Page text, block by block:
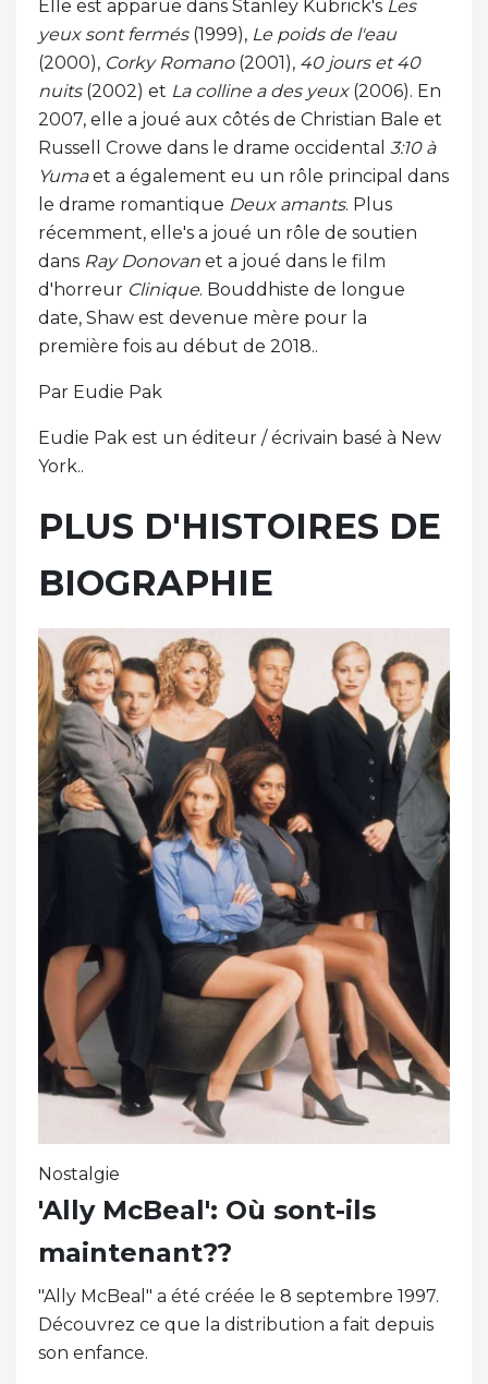
Elle est apparue dans Stanley Kubrick's Les
yeux sont fermés(1999), Le poids de l'eau
(2000), Corky Romano(2001), 40 jours et 40
nuits (2002) et La colline a des yeux(2006). En
2007, elle a joué aux côtés de Christian Bale et
Russell Crowe dans le drame occidental 3:10 à
Yumaet a également eu un rôle principal dans
le drame romantique Deux amants. Plus
récemment, elle's a joué un rôle de soutien
dans Ray Donovan et a joué dans le film
d'horreur Clinique. Bouddhiste de longue
date, Shaw est devenue mère pour la
première fois au début de 2018..
Par Eudie Pak
Eudie Pak est un éditeur / écrivain basé à New
York..
PLUS D'HISTOIRES DE
BIOGRAPHIE
Nostalgie
'Ally McBeal': Où sont-ils
maintenant??
"Ally McBeal" a été créée le 8 septembre 1997.
Découvrez ce que la distribution a fait depuis
son enfance.